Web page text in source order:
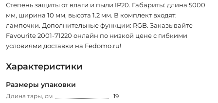
Степень защиты от влаги и пыли IP20. Габариты: длина 5000
мм, ширина 10 мм, высота 1.2 мм. В комплект входят:
лампочки. Дополнительные функции: RGB. Заказывайте
Favourite 2001-71220 онлайн по низкой цене с гибкими
условиями доставки на Fedomo.ru!
Характеристики
Размеры упаковки
Длина тары, см
19